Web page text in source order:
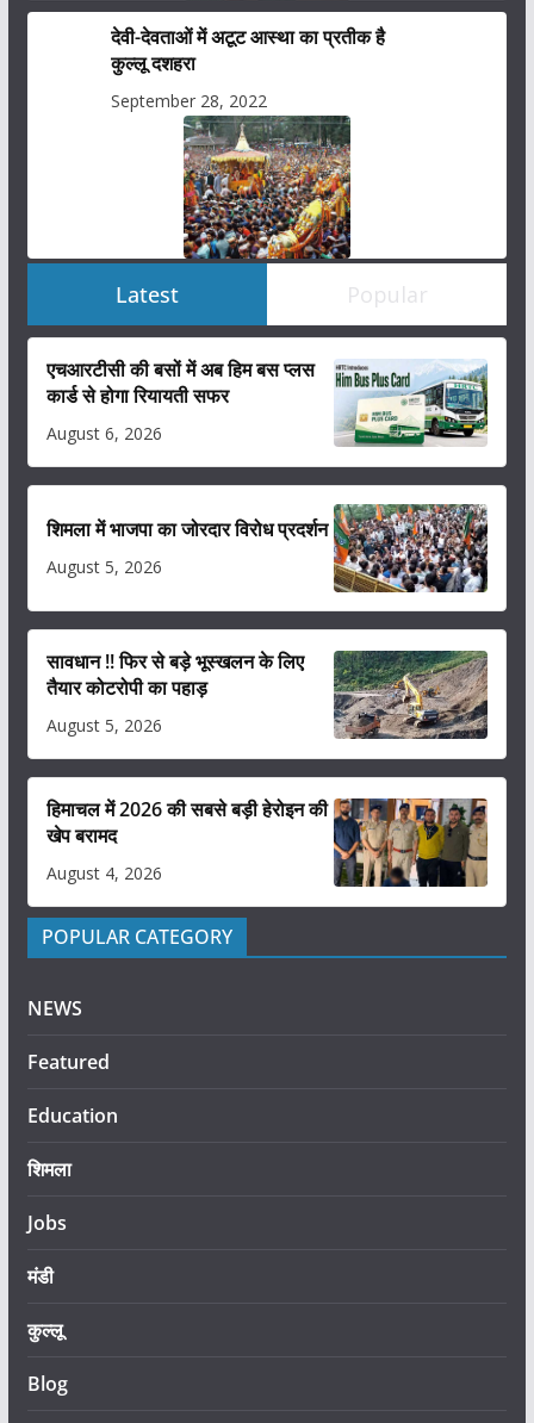
देवी-देवताओं में अटूट आस्था का प्रतीक है
कुल्लू दशहरा
September 28, 2022
Latest Popular
एचआरटीसी की बसों में अब हिम बस प्लस
कार्ड से होगा रियायती सफर
August 6, 2026
शिमला में भाजपा का जोरदार विरोध प्रदर्शन
August 5, 2026
सावधान !! फिर से बड़े भूस्खलन के लिए
तैयार कोटरोपी का पहाड़
August 5, 2026
हिमाचल में 2026 की सबसे बड़ी हेरोइन की
खेप बरामद
August 4, 2026
POPULAR CATEGORY
NEWS
Featured
Education
शिमला
Jobs
मंडी
कुल्लू
Blog